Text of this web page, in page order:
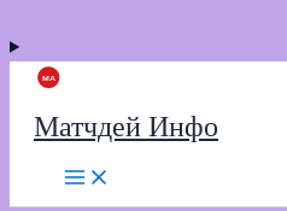
Матчдей Инфо